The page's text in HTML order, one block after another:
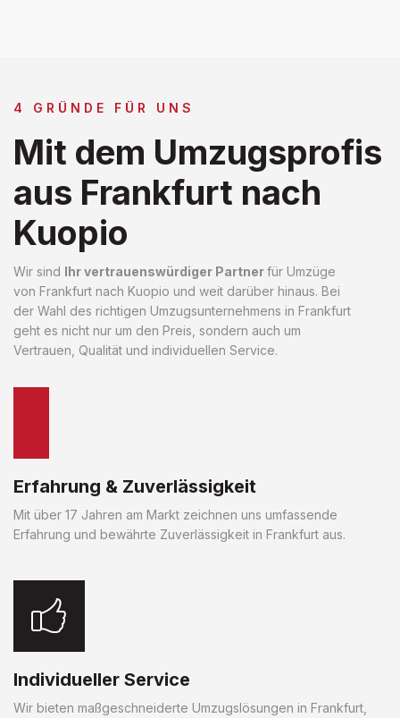
4 GRÜNDE FÜR UNS
Mit dem Umzugsprofis
aus Frankfurt nach
Kuopio
Wir sind Ihr vertrauenswürdiger Partnerfür Umzüge
von Frankfurt nach Kuopio und weit darüber hinaus. Bei
der Wahl des richtigen Umzugsunternehmens in Frankfurt
geht es nicht nur um den Preis, sondern auch um
Vertrauen, Qualität und individuellen Service.
Erfahrung & Zuverlässigkeit
Mit über 17 Jahren am Markt zeichnen uns umfassende
Erfahrung und bewährte Zuverlässigkeit in Frankfurt aus.
Individueller Service
Wir bieten maßgeschneiderte Umzugslösungen in Frankfurt,